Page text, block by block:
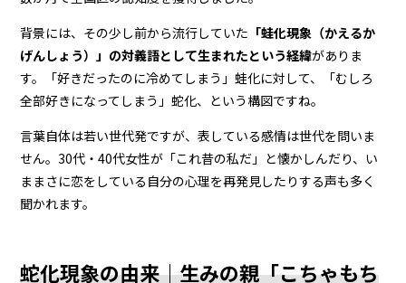
背景には、その少し前から流行していた 「蛙化現象（かえるか
げんしょう）」の対義語として生まれたという経緯がありま
す。「好きだったのに冷めてしまう」蛙化に対して、「むしろ
全部好きになってしまう」蛇化、という構図ですね。
言葉自体は若い世代発ですが、表している感情は世代を問いま
せん。30代・40代女性が「これ昔の私だ」と懐かしんだり、い
ままさに恋をしている自分の心理を再発見したりする声も多く
聞かれます。
蛇化現象の由来｜生みの親「こちゃもち